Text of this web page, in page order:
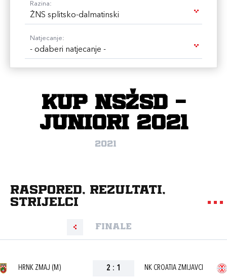
Razina:
ŽNS splitsko-dalmatinski
Natjecanje:
- odaberi natjecanje -
Kup NSŽSD -
juniori 2021
2021
Raspored, rezultati,
strijelci
Finale
HRNK ZMAJ (M) 2 : 1 NK CROATIA ZMIJAVCI